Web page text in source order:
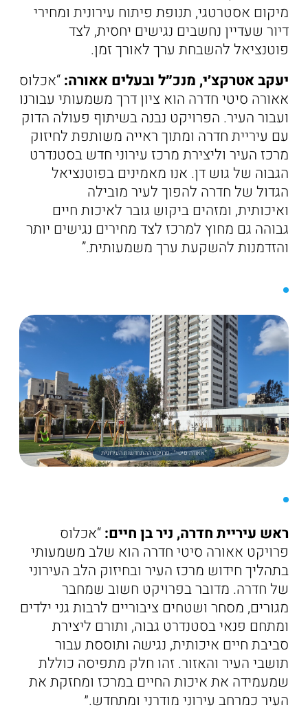
מיקום אסטרטגי, תנופת פיתוח עירונית ומחירי
דיור שעדיין נחשבים נגישים יחסית, לצד
פוטנציאל להשבחת ערך לאורך זמן.
יעקב אטרקצ׳י, מנכ״ל ובעלים אאורה:“אכלוס
אאורה סיטי חדרה הוא ציון דרך משמעותי עבורנו
ועבור העיר. הפרויקט נבנה בשיתוף פעולה הדוק
עם עיריית חדרה ומתוך ראייה משותפת לחיזוק
מרכז העיר וליצירת מרכז עירוני חדש בסטנדרט
הגבוה של גוש דן. אנו מאמינים בפוטנציאל
הגדול של חדרה להפוך לעיר מובילה
ואיכותית, ומזהים ביקוש גובר לאיכות חיים
גבוהה גם מחוץ למרכז לצד מחירים נגישים יותר
והזדמנות להשקעת ערך משמעותית.”
“אאורה סיטי" - פרויקט ההתחדשות העירונית
ראש עיריית חדרה, ניר בן חיים:“אכלוס
פרויקט אאורה סיטי חדרה הוא שלב משמעותי
בתהליך חידוש מרכז העיר ובחיזוק הלב העירוני
של חדרה. מדובר בפרויקט חשוב שמחבר
מגורים, מסחר ושטחים ציבוריים לרבות גני ילדים
ומתחם פנאי בסטנדרט גבוה, ותורם ליצירת
סביבת חיים איכותית, נגישה ותוססת עבור
תושבי העיר והאזור. זהו חלק מתפיסה כוללת
שמעמידה את איכות החיים במרכז ומחזקת את
העיר כמרחב עירוני מודרני ומתחדש.״